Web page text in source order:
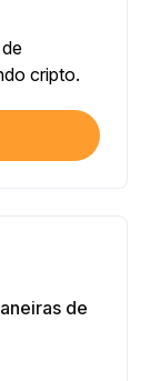
cripto.
de